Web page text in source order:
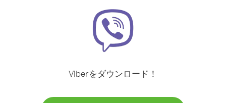
Viberをダウンロード！